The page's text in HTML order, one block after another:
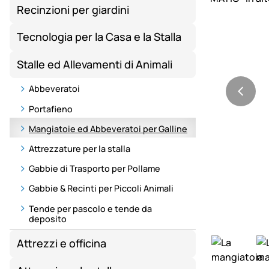
Recinzioni per giardini
Tecnologia per la Casa e la Stalla
Stalle ed Allevamenti di Animali
Abbeveratoi
Portafieno
Mangiatoie ed Abbeveratoi per Galline
Attrezzature per la stalla
Gabbie di Trasporto per Pollame
Gabbie & Recinti per Piccoli Animali
Tende per pascolo e tende da
deposito
Attrezzi e officina